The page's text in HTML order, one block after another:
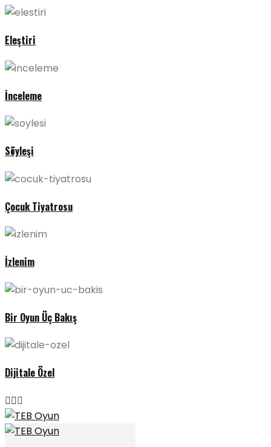
Eleştiri
İnceleme
Söyleşi
Çocuk Tiyatrosu
İzlenim
Bir Oyun Üç Bakış
Dijitale Özel